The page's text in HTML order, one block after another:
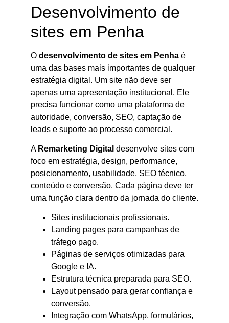
Desenvolvimento de
sites em Penha
O desenvolvimento de sites em Penha é
uma das bases mais importantes de qualquer
estratégia digital. Um site não deve ser
apenas uma apresentação institucional. Ele
precisa funcionar como uma plataforma de
autoridade, conversão, SEO, captação de
leads e suporte ao processo comercial.
A Remarketing Digital desenvolve sites com
foco em estratégia, design, performance,
posicionamento, usabilidade, SEO técnico,
conteúdo e conversão. Cada página deve ter
uma função clara dentro da jornada do cliente.
Sites institucionais profissionais.
Landing pages para campanhas de
tráfego pago.
Páginas de serviços otimizadas para
Google e IA.
Estrutura técnica preparada para SEO.
Layout pensado para gerar confiança e
conversão.
Integração com WhatsApp, formulários,